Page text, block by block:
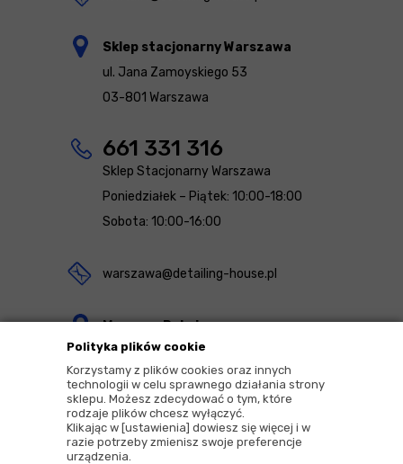
Polityka plików cookie
Korzystamy z plików cookies oraz innych
technologii w celu sprawnego działania strony
sklepu. Możesz zdecydować o tym, które
rodzaje plików chcesz wyłączyć.
Klikając w [ustawienia] dowiesz się więcej i w
razie potrzeby zmienisz swoje preferencje
urządzenia.
Sklep stacjonarny Warszawa
ul. Jana Zamoyskiego 53
03-801 Warszawa
661 331 316
Sklep Stacjonarny Warszawa
Poniedziałek – Piątek: 10:00-18:00
Sobota: 10:00-16:00
warszawa@detailing-house.pl
Magazyn Rekcin
Nomos Sp. z o.o. sp.k.
ul. Agrestowa 1
83-010 Rekcin